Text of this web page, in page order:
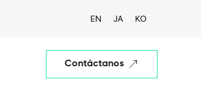
EN JA KO
Contáctanos